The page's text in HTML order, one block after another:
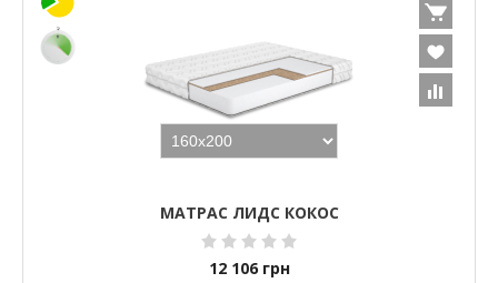
МАТРАС ЛИДС КОКОС
12 106 грн